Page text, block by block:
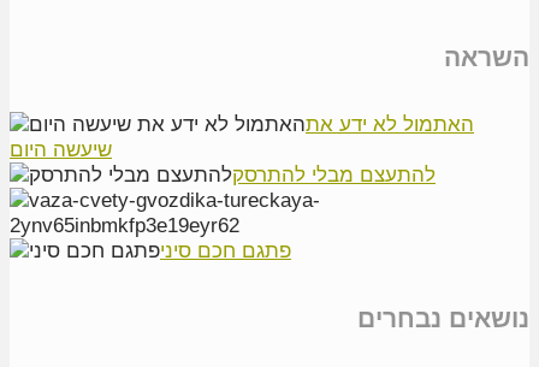
השראה
האתמול לא ידע את
שיעשה היום
להתעצם מבלי להתרסק
פתגם חכם סיני
נושאים נבחרים